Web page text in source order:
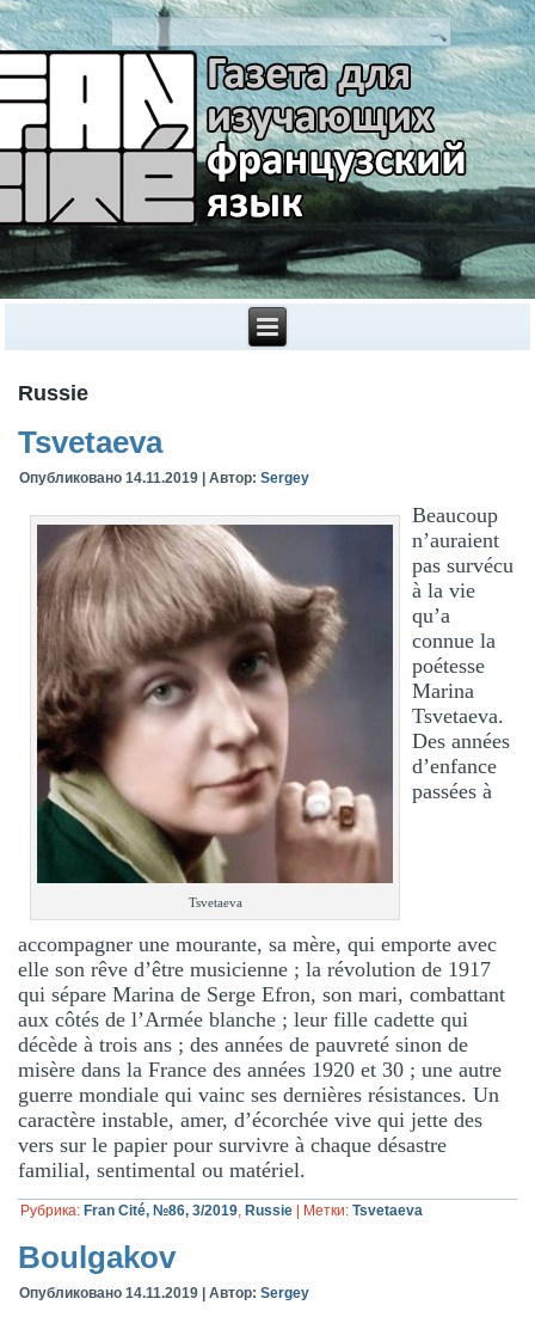
Russie
Tsvetaeva
Опубликовано 14.11.2019 |Автор: Sergey
Tsvetaeva
Beaucoup
n’auraient
pas survécu
à la vie
qu’a
connue la
poétesse
Marina
Tsvetaeva.
Des années
d’enfance
passées à
accompagner une mourante, sa mère, qui emporte avec
elle son rêve d’être musicienne ; la révolution de 1917
qui sépare Marina de Serge Efron, son mari, combattant
aux côtés de l’Armée blanche ; leur fille cadette qui
décède à trois ans ; des années de pauvreté sinon de
misère dans la France des années 1920 et 30 ; une autre
guerre mondiale qui vainc ses dernières résistances. Un
caractère instable, amer, d’écorchée vive qui jette des
vers sur le papier pour survivre à chaque désastre
familial, sentimental ou matériel.
Рубрика: Fran Cité, №86, 3/2019, Russie Метки: Tsvetaeva
Boulgakov
Опубликовано 14.11.2019 |Автор: Sergey